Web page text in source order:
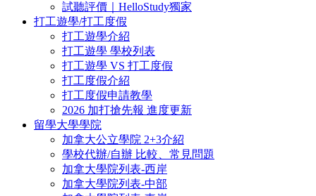
試聽評價｜HelloStudy獨家
打工遊學/打工度假
打工遊學介紹
打工遊學 學校列表
打工遊學 VS 打工度假
打工度假介紹
打工度假申請教學
2026 加打搶先報 進度更新
留學大學學院
加拿大公立學院 2+3介紹
學校代辦/自辦 比較、常見問題
加拿大學院列表-西岸
加拿大學院列表-中部